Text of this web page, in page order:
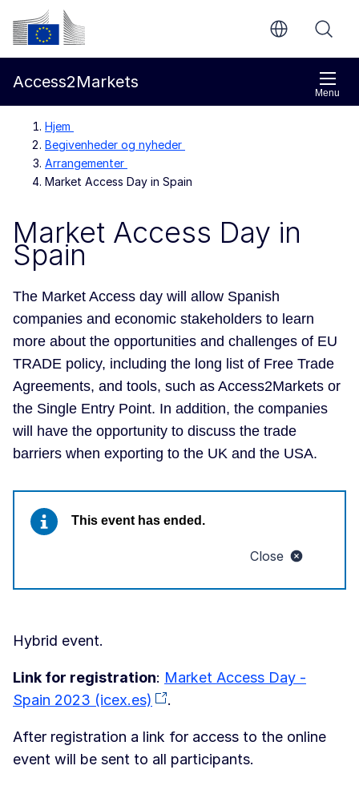
Gå til indholdet
Europa-Kommissionen
Menu
Access2Markets
Hjem
Begivenheder og nyheder
Arrangementer
Market Access Day in Spain
Market Access Day in
Spain
The Market Access day will allow Spanish
companies and economic stakeholders to learn
more about the opportunities and challenges of EU
TRADE policy, including the long list of Free Trade
Agreements, and tools, such as Access2Markets or
the Single Entry Point. In addition, the companies
will have the opportunity to discuss the trade
barriers when exporting to the UK and the USA.
Close
This event has ended.
Hybrid event.
Link for registration: Market Access Day -
Spain 2023 (icex.es)
.
After registration a link for access to the online
event will be sent to all participants.